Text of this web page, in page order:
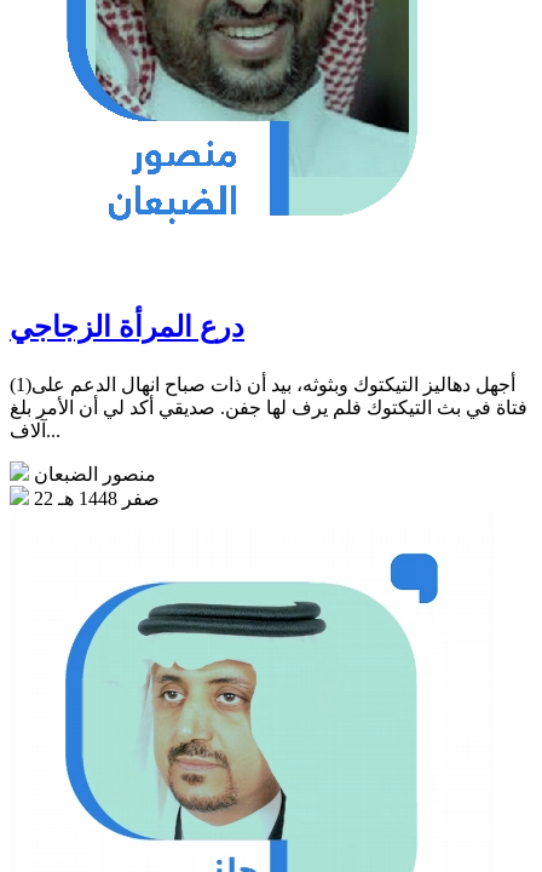
درع المرأة الزجاجي
(1)أجهل دهاليز التيكتوك وبثوثه، بيد أن ذات صباح انهال الدعم على
فتاة في بث التيكتوك فلم يرف لها جفن. صديقي أكد لي أن الأمر بلغ
آلاف...
منصور الضبعان
22 صفر 1448 هـ